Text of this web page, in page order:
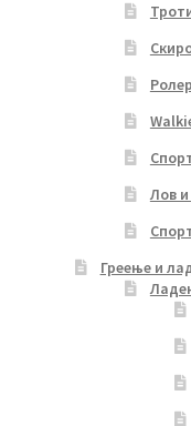
Лов
Греење и